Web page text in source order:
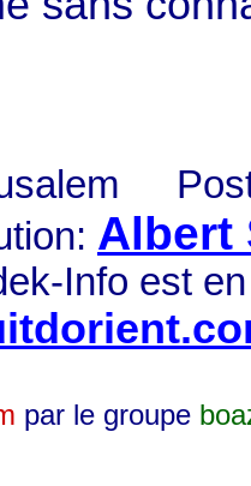
Albert
Info est
par le groupe